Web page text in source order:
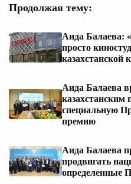
Продолжая тему:
Аида Балаева:
просто
казахстанской
Аида Балаева
казахстанским
специальную
премию
Аида Балаева
продвигать
определенные